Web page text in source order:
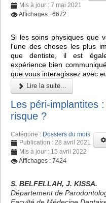
Mis à jour : 7 mai 2021
Affichages : 6672
Si les soins physiques que
l'une des choses les plus
que dentiste, il est
expérience bien
que vous interagissez avec
Lire la suite...
Les péri-implantites
risque ?
Catégorie : Dossiers du mois
Publication : 28 avril 2021
Mis à jour : 15 avril 2022
Affichages : 7424
S. BELFELLAH, J. KISSA.
Département de